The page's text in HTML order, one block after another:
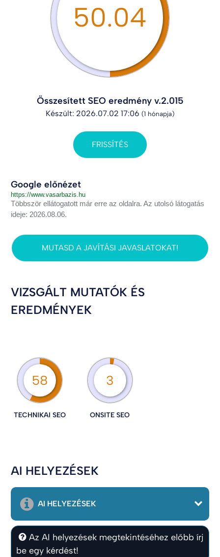
50.04
Összesített SEO eredmény v.2.015
Készült: 2026.07.02 17:06 (1 hónapja)
FRISSÍTÉS
Google előnézet
https://www.vasarbazis.hu
Többször ellátogatott már erre az oldalra. Az utolsó látogatás
ideje: 2026.08.06.
MUTASD A JAVÍTÁSI JAVASLATOKAT!
VIZSGÁLT MUTATÓK ÉS
EREDMÉNYEK
58
TECHNIKAI SEO
3
ONSITE SEO
AI HELYEZÉSEK
AI HELYEZÉSEK
Az AI helyezések megtekintéséhez előbb írj
be egy kérdést!